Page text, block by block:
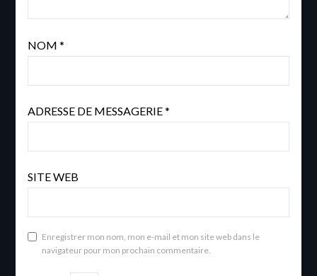
NOM *
ADRESSE DE MESSAGERIE*
SITE WEB
Enregistrer mon nom, mon e-mail et mon site web dans le
navigateur pour mon prochain commentaire.